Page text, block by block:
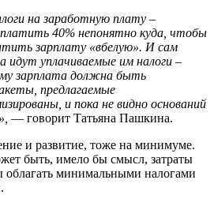
на заработную плату –
40% непонятно куда, чтобы
зарплату «вбелую». И сам
идут уплачиваемые им налоги –
зарплата должна быть
предлагаемые
и пока не видно оснований
— говорит Татьяна Пашкина.
и развитие, тоже на минимуме.
быть, имело бы смысл, затраты
облагать минимальными налогами